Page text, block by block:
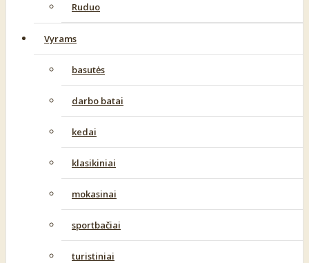
Ruduo
Vyrams
basutės
darbo batai
kedai
klasikiniai
mokasinai
sportbačiai
turistiniai